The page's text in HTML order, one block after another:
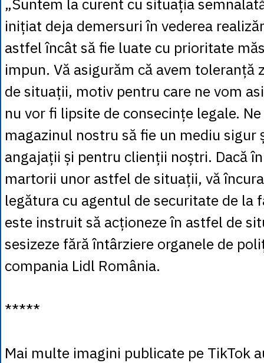
1 UAH = 0.1048
= 5.9383
1 ZAR = 0.2318
inițiat deja demersuri în vederea
astfel încât să fie luate cu prioritate
impun. Vă asigurăm că avem toleranță
de situații, motiv pentru care ne vom
nu vor fi lipsite de consecințe legale.
magazinul nostru să fie un mediu sigur
angajații și pentru clienții noștri. Dacă
martorii unor astfel de situații, vă
legătura cu agentul de securitate de la
este instruit să acționeze în astfel de
sesizeze fără întârziere organele de
compania Lidl România.
*****
Mai multe imagini publicate pe TikTok